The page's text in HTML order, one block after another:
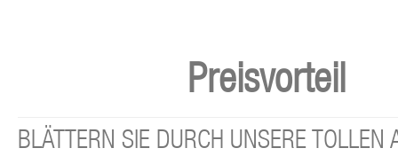
Preisvorteil
BLÄTTERN SIE DURCH UNSERE TOLLEN